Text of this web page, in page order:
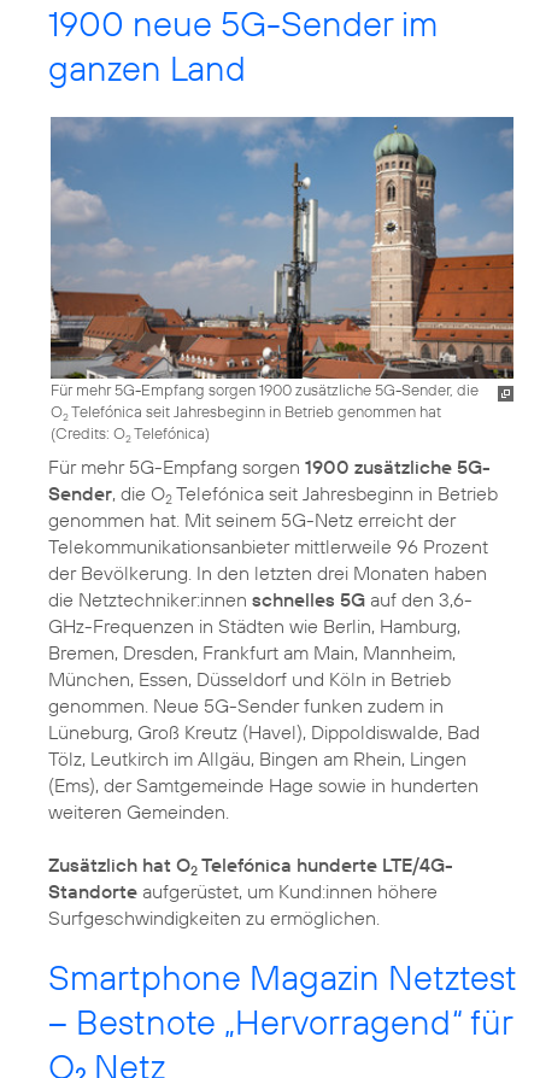
1900 neue 5G-Sender im
ganzen Land
Für mehr 5G-Empfang sorgen 1900 zusätzliche 5G-Sender, die
O2Telefónica seit Jahresbeginn in Betrieb genommen hat
(Credits: O2Telefónica)
Für mehr 5G-Empfang sorgen 1900 zusätzliche 5G-
Sender, die O2 Telefónica seit Jahresbeginn in Betrieb
genommen hat. Mit seinem 5G-Netz erreicht der
Telekommunikationsanbieter mittlerweile 96 Prozent
der Bevölkerung. In den letzten drei Monaten haben
die Netztechniker:innen schnelles 5G auf den 3,6-
GHz-Frequenzen in Städten wie Berlin, Hamburg,
Bremen, Dresden, Frankfurt am Main, Mannheim,
München, Essen, Düsseldorf und Köln in Betrieb
genommen. Neue 5G-Sender funken zudem in
Lüneburg, Groß Kreutz (Havel), Dippoldiswalde, Bad
Tölz, Leutkirch im Allgäu, Bingen am Rhein, Lingen
(Ems), der Samtgemeinde Hage sowie in hunderten
weiteren Gemeinden.
Zusätzlich hat O2 Telefónica hunderte LTE/4G-
Standorte aufgerüstet, um Kund:innen höhere
Surfgeschwindigkeiten zu ermöglichen.
Smartphone Magazin Netztest
– Bestnote „Hervorragend“ für
O Netz